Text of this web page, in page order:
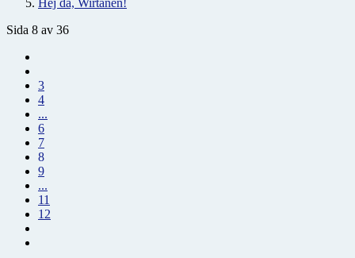
Hej då, Wirtanen!
Sida 8 av 36
3
4
...
6
7
8
9
...
11
12